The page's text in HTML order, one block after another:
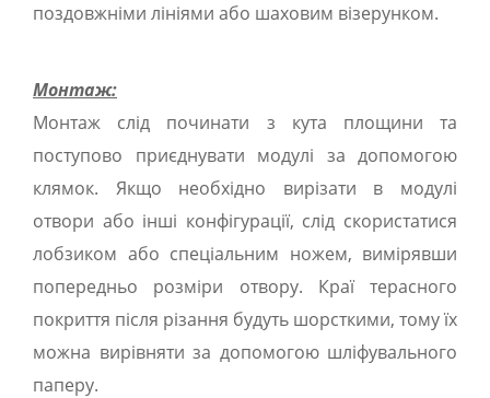
поздовжніми лініями або шаховим візерунком.
Монтаж:
Монтаж слід починати з кута площини та
поступово приєднувати модулі за допомогою
клямок. Якщо необхідно вирізати в модулі
отвори або інші конфігурації, слід скористатися
лобзиком або спеціальним ножем, вимірявши
попередньо розміри отвору. Краї терасного
покриття після різання будуть шорсткими, тому їх
можна вирівняти за допомогою шліфувального
паперу.